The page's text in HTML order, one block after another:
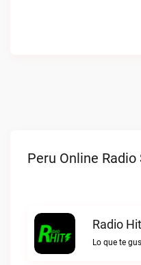
Peru Online
Radio
Lo que te